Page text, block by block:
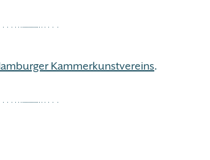
Kammerkunstvereins.